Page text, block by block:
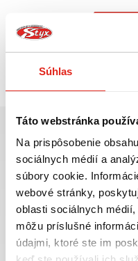
Súhlas
Táto webstránka
Na prispôsobenie
sociálnych médií a
súbory cookie.
webové stránky,
oblasti sociálnych
môžu príslušné
údajmi, ktoré ste im
Najväčší výber moto
príslušenstva ihneď k
odberu